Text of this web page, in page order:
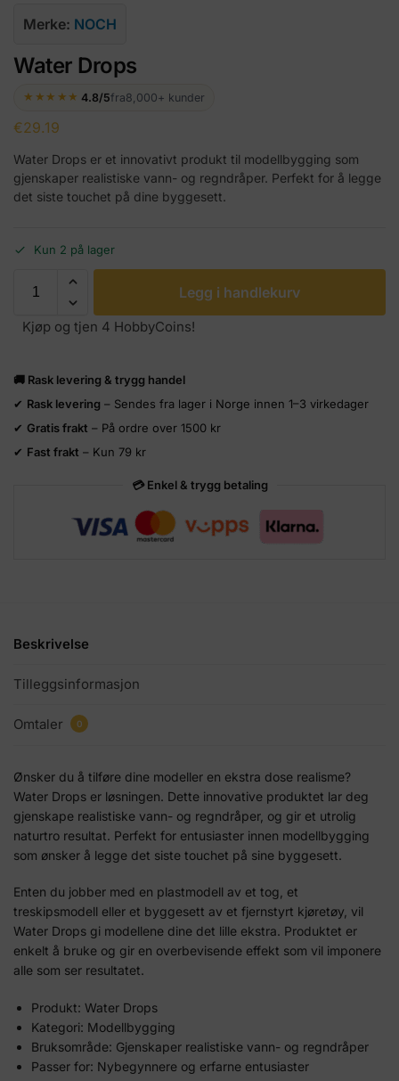
Merke: NOCH
Water Drops
★★★★★ 4.8/5fra8,000+ kunder
€29.19
Water Drops er et innovativt produkt til modellbygging som
gjenskaper realistiske vann- og regndråper. Perfekt for å legge
det siste touchet på dine byggesett.
Kun 2 på lager
Legg i handlekurv
Kjøp og tjen 4 HobbyCoins!
🚚 Rask levering & trygg handel
✔ Rask levering – Sendes fra lager i Norge innen 1–3 virkedager
✔ Gratis frakt – På ordre over 1500 kr
✔ Fast frakt – Kun 79 kr
💳 Enkel & trygg betaling
Beskrivelse
Tilleggsinformasjon
Omtaler 0
Ønsker du å tilføre dine modeller en ekstra dose realisme?
Water Drops er løsningen. Dette innovative produktet lar deg
gjenskape realistiske vann- og regndråper, og gir et utrolig
naturtro resultat. Perfekt for entusiaster innen modellbygging
som ønsker å legge det siste touchet på sine byggesett.
Enten du jobber med en plastmodell av et tog, et
treskipsmodell eller et byggesett av et fjernstyrt kjøretøy, vil
Water Drops gi modellene dine det lille ekstra. Produktet er
enkelt å bruke og gir en overbevisende effekt som vil imponere
alle som ser resultatet.
Produkt: Water Drops
Kategori: Modellbygging
Bruksområde: Gjenskaper realistiske vann- og regndråper
Passer for: Nybegynnere og erfarne entusiaster